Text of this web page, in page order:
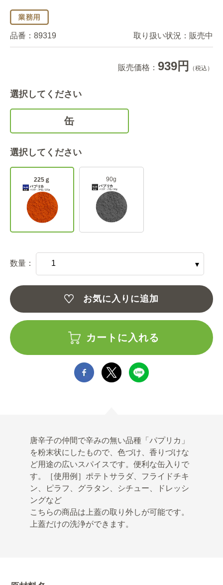
品番： 89319 取り扱い状況： 販売中
販売価格： 939円 （税込）
選択してください
缶
選択してください
225ｇ 90g
数量：
お気に入りに追加
カートに入れる
唐辛子の仲間で辛みの無い品種「パプリカ」
を粉末状にしたもので、色づけ、香りづけな
ど用途の広いスパイスです。便利な缶入りで
す。［使用例］ポテトサラダ、フライドチキ
ン、ピラフ、グラタン、シチュー、ドレッシ
ングなど
こちらの商品は上蓋の取り外しが可能です。
上蓋だけの洗浄ができます。